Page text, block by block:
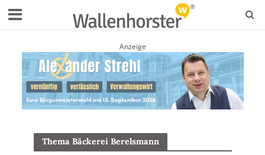
Anzeige
Thema Bäckerei Berelsmann